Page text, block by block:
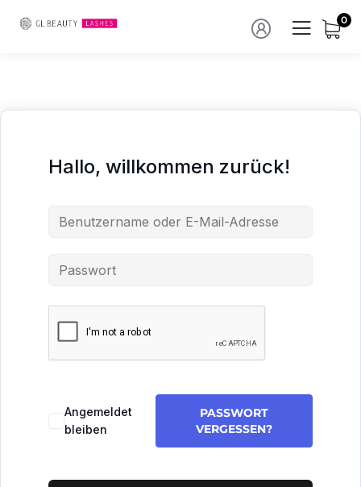
0
Hallo, willkommen zurück!
Angemeldet
bleiben
PASSWORT
VERGESSEN?